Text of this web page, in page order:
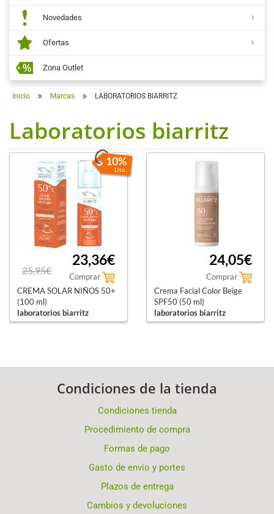
Novedades
Ofertas
Zona Outlet
Inicio Marcas LABORATORIOS BIARRITZ
Laboratorios biarritz
10%
Dto.
25,95€
23,36€
Comprar
CREMA SOLAR NIÑOS 50+
(100 ml)
laboratorios biarritz
24,05€
Comprar
Crema Facial Color Beige
SPF50 (50 ml)
laboratorios biarritz
Condiciones de la tienda
Condiciones tienda
Procedimiento de compra
Formas de pago
Gasto de envío y portes
Plazos de entrega
Cambios y devoluciones